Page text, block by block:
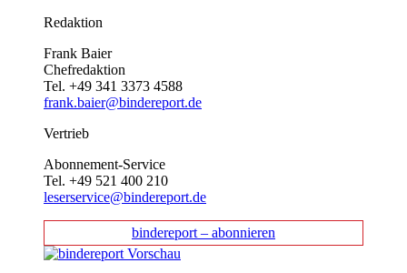
Redaktion
Frank Baier
Chefredaktion
Tel. +49 341 3373 4588
frank.baier@bindereport.de
Vertrieb
Abonnement-Service
Tel. +49 521 400 210
leserservice@bindereport.de
bindereport – abonnieren